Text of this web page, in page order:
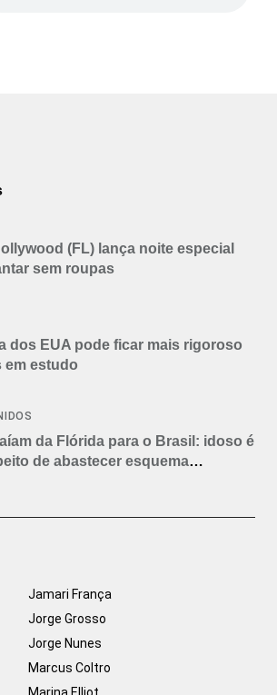
(FL) lança noite especial
sem roupas
dos EUA pode ficar mais rigoroso
em estudo
da Flórida para o Brasil: idoso é
de abastecer esquema
Jamari França
Jorge Grosso
Jorge Nunes
Marcus Coltro